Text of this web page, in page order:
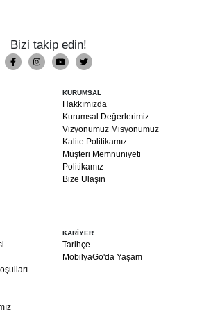
Bizi takip edin!
KURUMSAL
Hakkımızda
Kurumsal Değerlerimiz
Vizyonumuz Misyonumuz
Kalite Politikamız
Müşteri Memnuniyeti
Politikamız
Bize Ulaşın
KARİYER
Tarihçe
MobilyaGo'da Yaşam